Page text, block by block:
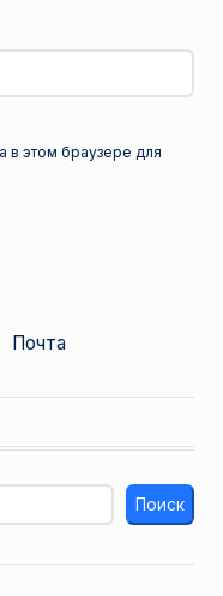
в этом браузере для
Почта
Поиск